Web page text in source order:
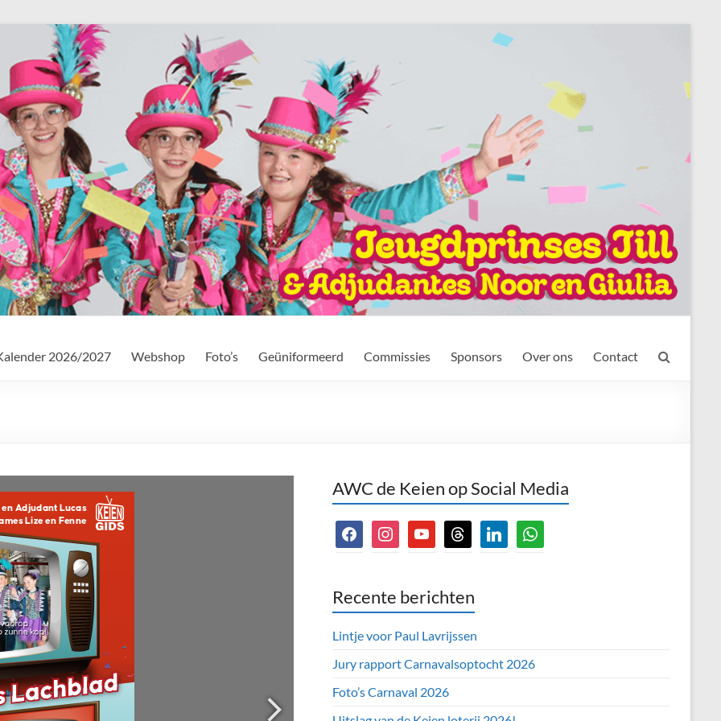
2026/2027 Webshop Foto’s Geüniformeerd Commissies Sponsors Over ons Contact
AWC de Keien op Social Media
facebookinstagramyoutubethreads linkedinwhatsapp
Recente berichten
Lintje voor Paul Lavrijssen
Jury rapport Carnavalsoptocht 2026
Foto’s Carnaval 2026